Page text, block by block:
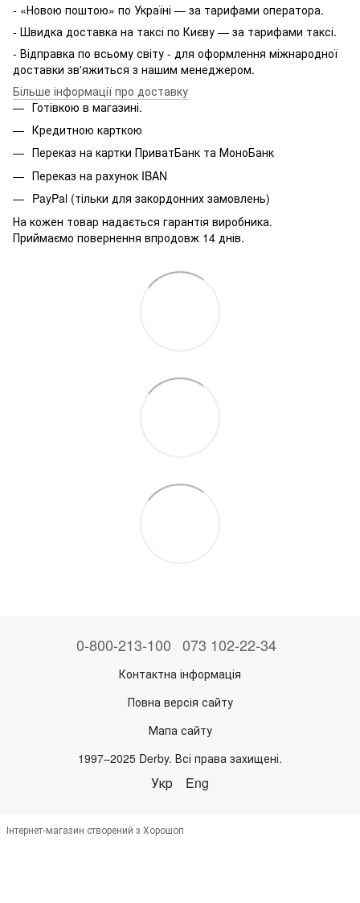
- «Новою поштою» по Україні — за тарифами оператора.
- Швидка доставка на таксі по Києву — за тарифами таксі.
- Відправка по всьому світу - для оформлення міжнародної
доставки зв'яжиться з нашим менеджером.
Більше інформації про доставку
Готівкою в магазині.
Кредитною карткою
Переказ на картки ПриватБанк та МоноБанк
Переказ на рахунок IBAN
PayPal (тільки для закордонних замовлень)
На кожен товар надається гарантія виробника.
Приймаємо повернення впродовж 14 днів.
0-800-213-100 073 102-22-34
Контактна інформація
Повна версія сайту
Мапа сайту
1997–2025 Derby. Всі права захищені.
Укр Eng
Інтернет-магазин створений з Хорошоп